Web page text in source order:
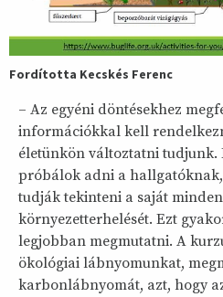
Fordította Kecskés Ferenc
– Az egyéni döntésekhez
információkkal kell
életünkön változtatni
próbálok adni a hallgatóknak,
tudják tekinteni a saját
környezetterhelését. Ezt
legjobban megmutatni. A
ökológiai lábnyomunkat,
karbonlábnyomát, azt, hogy